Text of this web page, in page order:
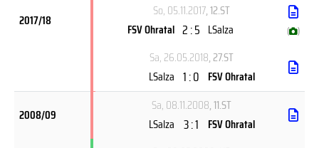
2017/18
So, 05.11.2017, 12.ST
FSV Ohratal 2 : 5 LSalza ( )
Sa, 26.05.2018, 27.ST
LSalza 1 : 0 FSV Ohratal
2008/09
Sa, 08.11.2008, 11.ST
LSalza 3 : 1 FSV Ohratal